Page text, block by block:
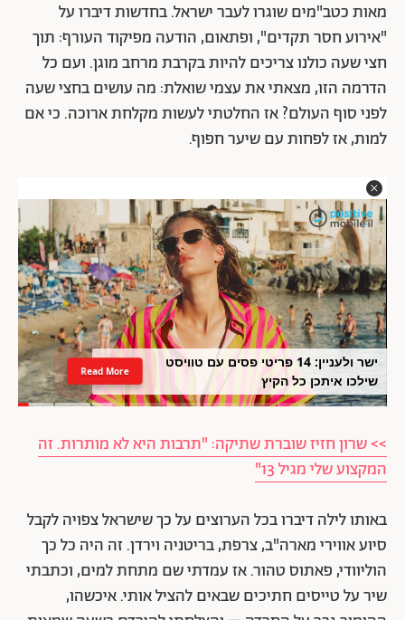
מאות כטב"מים שוגרו לעבר ישראל. בחדשות דיברו על
"אירוע חסר תקדים", ופתאום, הודעה מפיקוד העורף: תוך
חצי שעה כולנו צריכים להיות בקרבת מרחב מוגן. ועם כל
הדרמה הזו, מצאתי את עצמי שואלת: מה עושים בחצי שעה
לפני סוף העולם? אז החלטתי לעשות מקלחת ארוכה. כי אם
למות, אז לפחות עם שיער חפוף.
ישר ולעניין: 14 פריטי פסים עם טוויסט
שילכו איתכן כל הקיץ
Read More
>> שרון חזיז שוברת שתיקה: "תרבות היא לא מותרות. זה
המקצוע שלי מגיל 13"
באותו לילה דיברו בכל הערוצים על כך שישראל צפויה לקבל
סיוע אווירי מארה"ב, צרפת, בריטניה וירדן. זה היה כל כך
הוליוודי, פאתוס טהור. אז עמדתי שם מתחת למים, וכתבתי
שיר על טייסים חתיכים שבאים להציל אותי. איכשהו,